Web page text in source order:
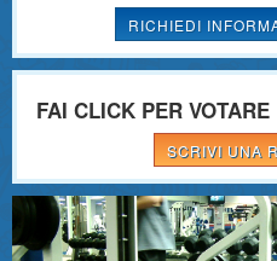
RICHIEDI
FAI CLICK PER VOTARE
SCRIVI UNA